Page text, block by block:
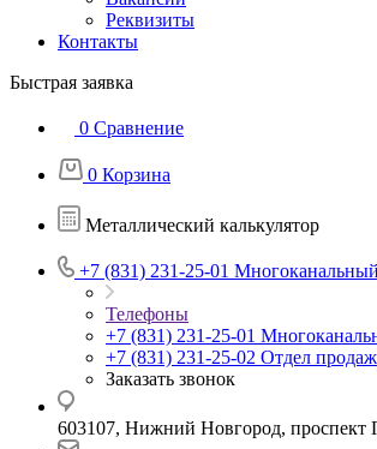
Реквизиты
Контакты
Быстрая заявка
0 Сравнение
0 Корзина
Металлический калькулятор
+7 (831) 231-25-01 Многоканальный
Телефоны
+7 (831) 231-25-01
+7 (831) 231-25-02 Отдел продаж
Заказать звонок
603107, Нижний Новгород, проспект